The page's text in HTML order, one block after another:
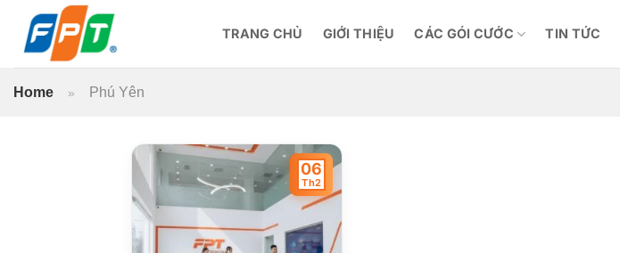
TRANG CHỦ GIỚI THIỆU CÁC GÓI CƯỚC TIN TỨC
Home » Phú Yên
06
Th2